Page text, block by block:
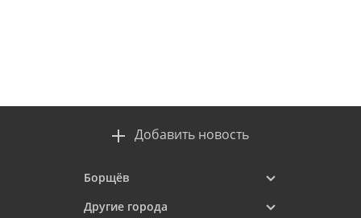
Добавить новость
Борщёв
Другие города